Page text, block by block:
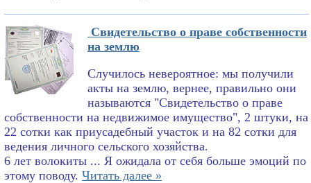
Свидетельство о праве собственности
на землю
Случилось невероятное: мы получили
акты на землю, вернее, правильно они
называются "Свидетельство о праве
собственности на недвижимое имущество", 2 штуки, на
22 сотки как приусадебный участок и на 82 сотки для
ведения личного сельского хозяйства.
6 лет волокиты ... Я ожидала от себя больше эмоций по
этому поводу. Читать далее »